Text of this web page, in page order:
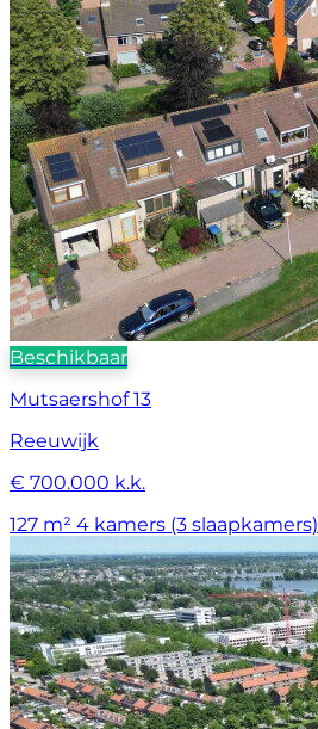
Beschikbaar
Mutsaershof 13
Reeuwijk
€ 700.000 k.k.
127 m² 4 kamers (3 slaapkamers)